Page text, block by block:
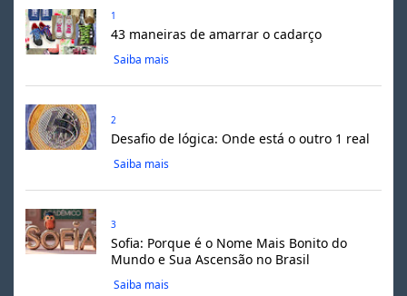
1
43 maneiras de amarrar o cadarço
Saiba mais
2
Desafio de lógica: Onde está o outro 1 real
Saiba mais
3
Sofia: Porque é o Nome Mais Bonito do
Mundo e Sua Ascensão no Brasil
Saiba mais